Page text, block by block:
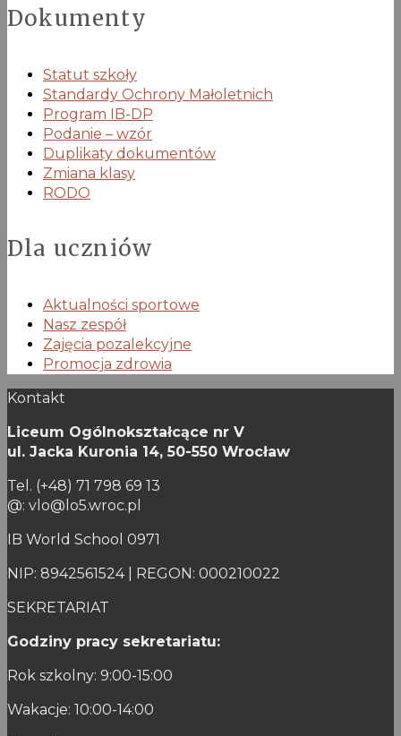
Dokumenty
Statut szkoły
Standardy Ochrony Małoletnich
Program IB-DP
Podanie – wzór
Duplikaty dokumentów
Zmiana klasy
RODO
Dla uczniów
Aktualności sportowe
Nasz zespół
Zajęcia pozalekcyjne
Promocja zdrowia
Kontakt
Liceum Ogólnokształcące nr V
ul. Jacka Kuronia 14, 50-550 Wrocław
Tel. (+48) 71 798 69 13
@: vlo@lo5.wroc.pl
IB World School 0971
NIP: 8942561524 | REGON: 000210022
SEKRETARIAT
Godziny pracy sekretariatu:
Rok szkolny: 9:00-15:00
Wakacje: 10:00-14:00